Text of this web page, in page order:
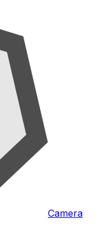
Camera